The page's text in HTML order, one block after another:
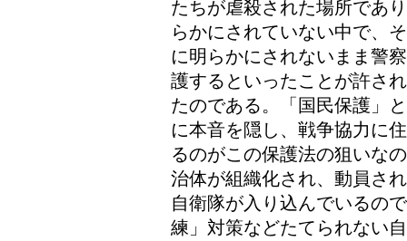
たちが虐殺された場所であ
らかにされていない中で、
に明らかにされないまま警
護するといったことが許さ
たのである。「国民保護」
に本音を隠し、戦争協力に
るのがこの保護法の狙いな
治体が組織化され、動員さ
自衛隊が入り込んでいるの
練」対策などたてられない